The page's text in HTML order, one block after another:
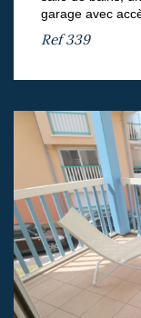
garage avec
Ref339